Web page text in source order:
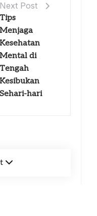
Next Post
Tips
Menjaga
Kesehatan
Mental di
Tengah
Kesibukan
Sehari-hari